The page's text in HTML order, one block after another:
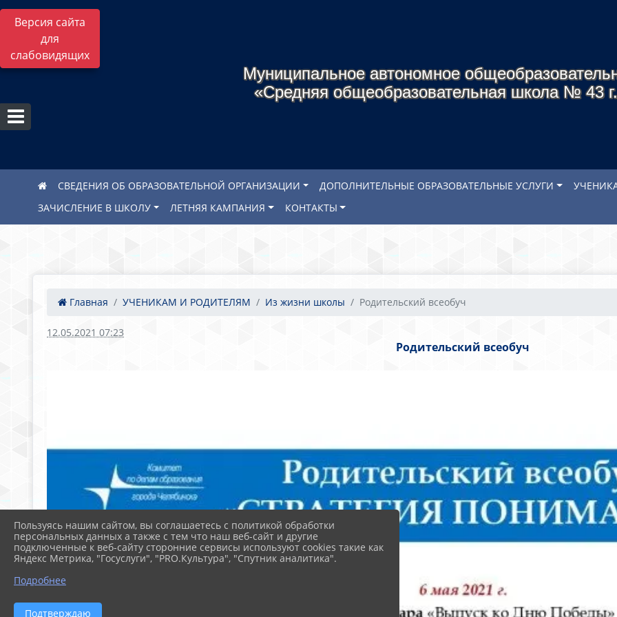
Версия сайта
для
слабовидящих
Муниципальное автономное
«Средняя общеобразовательная школа № 43
СВЕДЕНИЯ ОБ ОБРАЗОВАТЕЛЬНОЙ ОРГАНИЗАЦИИ ДОПОЛНИТЕЛЬНЫЕ ОБРАЗОВАТЕЛЬНЫЕ УСЛУГИ
ЗАЧИСЛЕНИЕ В ШКОЛУ
ЛЕТНЯЯ КАМПАНИЯ КОНТАКТЫ
Главная УЧЕНИКАМ И РОДИТЕЛЯМ Из жизни школы Родительский всеобуч
12.05.2021 07:23
Родительский всеобуч
Пользуясь нашим сайтом, вы соглашаетесь с политикой обработки
персональных данных а также с тем что наш веб-сайт и другие
подключенные к веб-сайту сторонние сервисы используют cookies такие как
Яндекс Метрика, "Госуслуги", "PRO.Культура", "Спутник аналитика".
Подробнее
Подтверждаю